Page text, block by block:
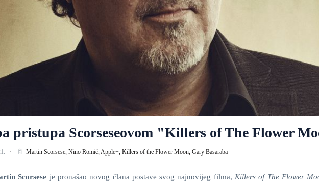
pristupa Scorseseovom "Killers of The Flower
Martin Scorsese, Nino Romić, Apple+, Killers of the Flower Moon, Gary Basaraba
Scorsese je pronašao novog člana postave svog najnovijeg filma, Killers of The Flower